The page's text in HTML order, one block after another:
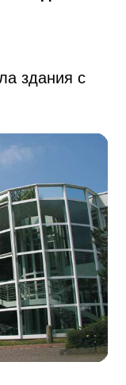
здания с